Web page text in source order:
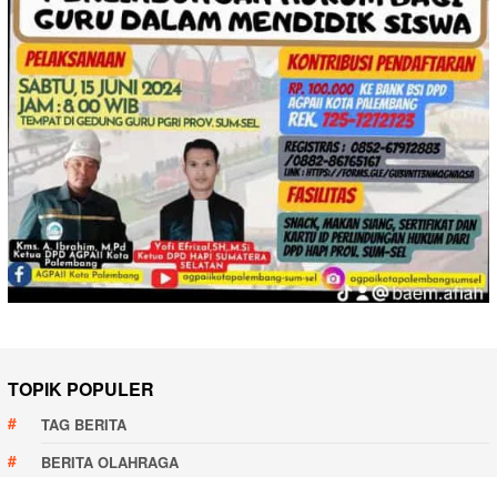
TOPIK POPULER
TAG BERITA
BERITA OLAHRAGA